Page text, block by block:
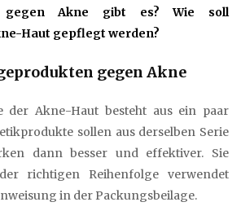
gegen Akne gibt es? Wie soll
Haut gepflegt werden?
gegen Akne
der Akne-Haut besteht aus ein paar
sollen aus derselben Serie
dann besser und effektiver. Sie
richtigen Reihenfolge verwendet
in der Packungsbeilage.